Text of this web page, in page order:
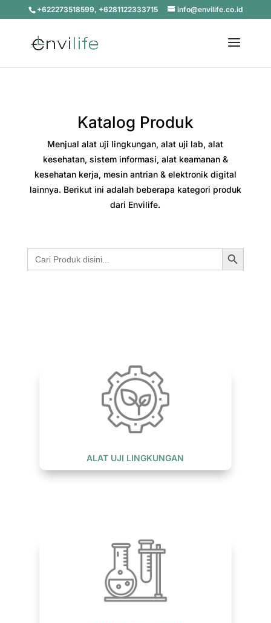
+622273518599, +6281122333715 info@envilife.co.id
Katalog Produk
Menjual alat uji lingkungan, alat uji lab, alat
kesehatan, sistem informasi, alat keamanan &
kesehatan kerja, mesin antrian & elektronik digital
lainnya. Berikut ini adalah beberapa kategori produk
dari Envilife.
Search
for:
Search Button
ALAT UJI LINGKUNGAN